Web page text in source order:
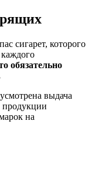
сигарет, которого
обязательно
выдача
продукции
на